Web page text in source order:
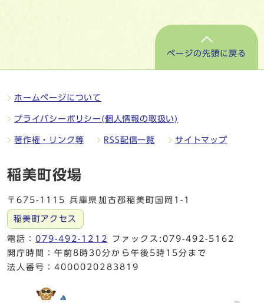
ページの先頭に戻る
ホームページについて
プライバシーポリシー(個人情報の取扱い)
著作権・リンク等 RSS配信一覧 サイトマップ
稲美町役場
〒675-1115 兵庫県加古郡稲美町国岡1-1
稲美町アクセス
電話：079-492-1212
ファックス:079-492-5162
開庁時間：午前8時30分から午後5時15分まで
法人番号：4000020283819